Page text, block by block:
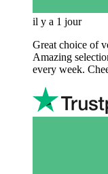
il y a 1 jour
Great choice of
Amazing
every week.